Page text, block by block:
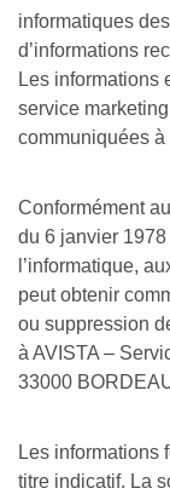
informatiques
d’informations
Les informations
service
communiquées à
Conformément
du 6 janvier
l’informatique,
peut obtenir
ou suppression
à AVISTA –
33000
Les informations
titre indicatif. La